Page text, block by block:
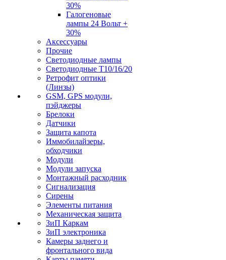
30%
Галогеновые
лампы 24 Вольт +
30%
Аксессуары
Прочие
Светодиодные лампы
Светодиодные Т10/16/20
Ретрофит оптики
(Линзы)
GSM, GPS модули,
пэйджеры
Брелоки
Датчики
Защита капота
Иммобилайзеры,
обходчики
Модули
Модули запуска
Монтажный расходник
Сигнализация
Сирены
Элементы питания
Механическая защита
ЗиП Каркам
ЗиП электроника
Камеры заднего и
фронтального вида